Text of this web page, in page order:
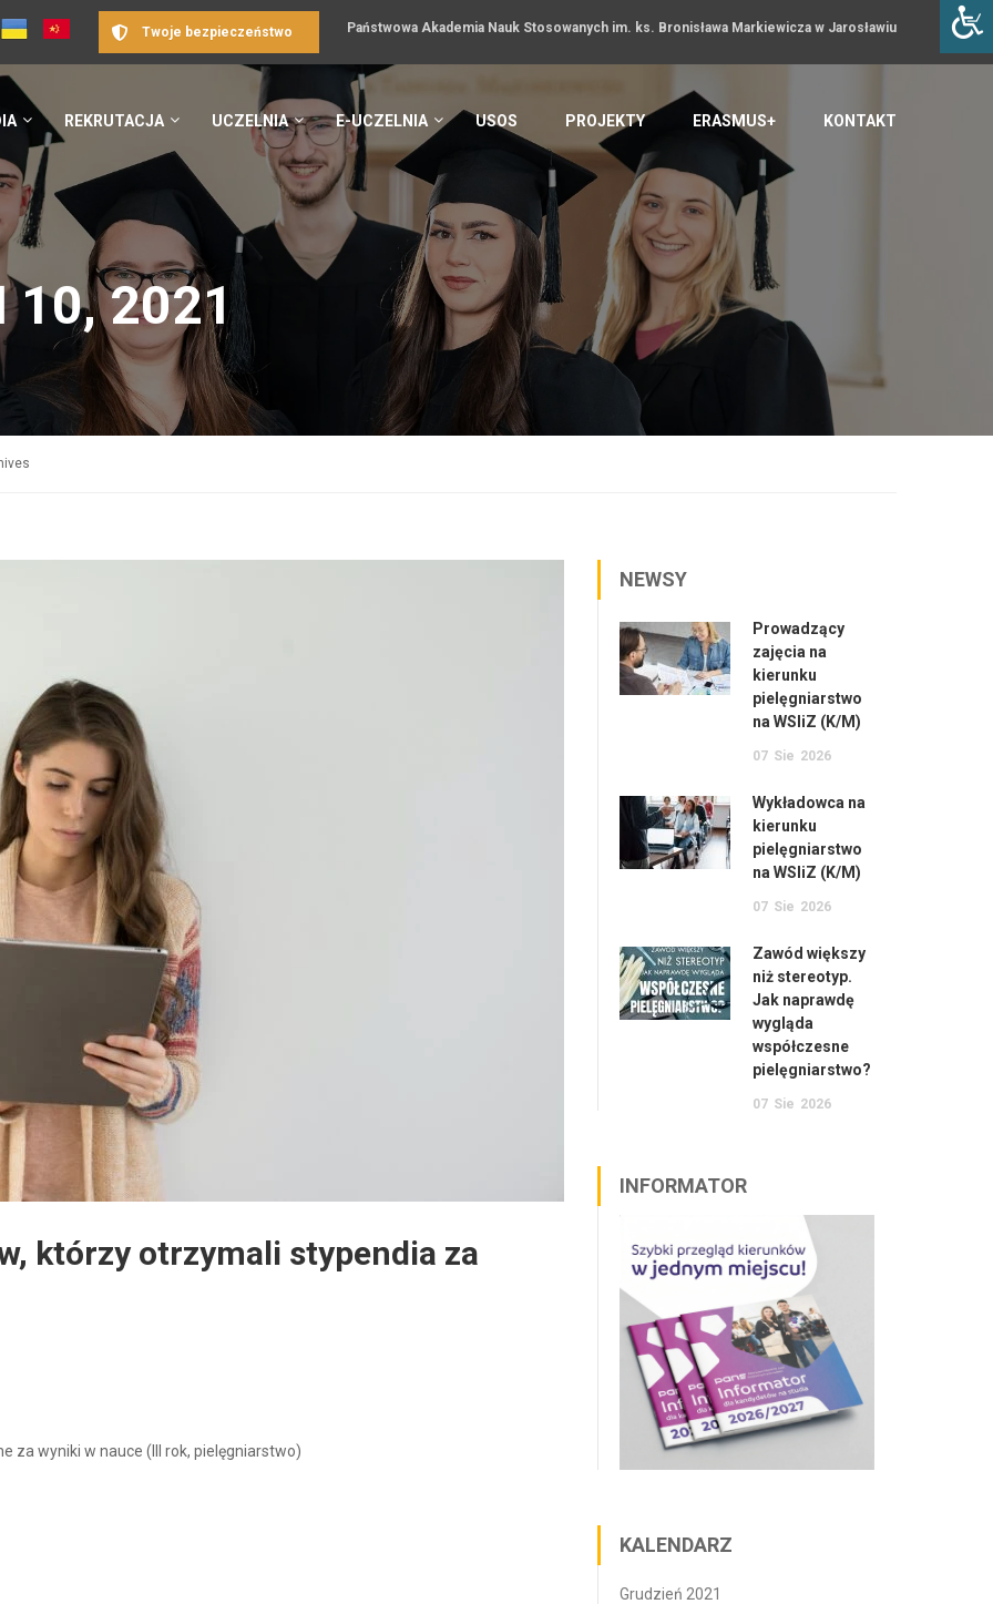
Państwowa Akademia Nauk Stosowanych im. ks. Bronisława Markiewicza w Jarosławiu
Twoje bezpieczeństwo
REKRUTACJA UCZELNIA E-UCZELNIA USOS PROJEKTY ERASMUS+ KONTAKT
10, 2021
którzy otrzymali stypendia za
wyniki w nauce (III rok, pielęgniarstwo)
NEWSY
Prowadzący
zajęcia na
kierunku
pielęgniarstwo
na WSIiZ (K/M)
07 Sie 2026
Wykładowca na
kierunku
pielęgniarstwo
na WSIiZ (K/M)
07 Sie 2026
Zawód większy
niż stereotyp.
Jak naprawdę
wygląda
współczesne
pielęgniarstwo?
07 Sie 2026
INFORMATOR
KALENDARZ
Grudzień 2021